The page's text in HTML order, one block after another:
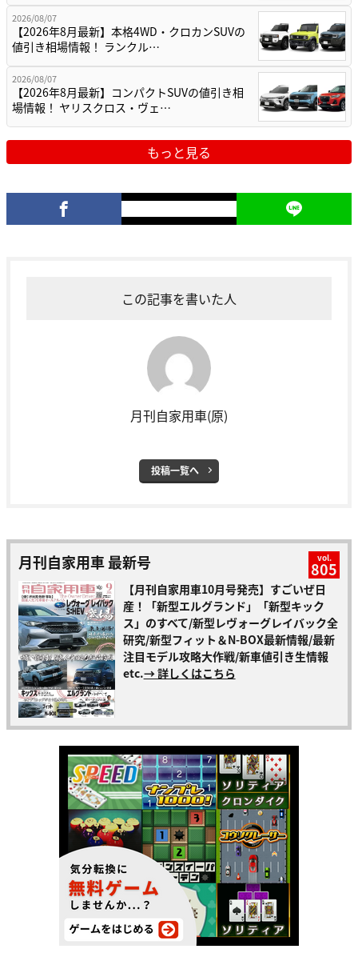
2026/08/07
【2026年8月最新】本格4WD・クロカンSUVの
値引き相場情報！ ランクル…
2026/08/07
【2026年8月最新】コンパクトSUVの値引き相
場情報！ ヤリスクロス・ヴェ…
もっと見る
この記事を書いた人
月刊自家用車(原)
投稿一覧へ
月刊自家用車 最新号 vol.
805
【月刊自家用車10月号発売】すごいぜ日
産！「新型エルグランド」「新型キック
ス」のすべて/新型レヴォーグレイバック全
研究/新型フィット＆N-BOX最新情報/最新
注目モデル攻略大作戦/新車値引き生情報
etc.→ 詳しくはこちら